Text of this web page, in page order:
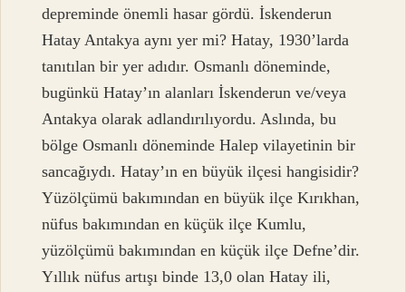
depreminde önemli hasar gördü. İskenderun
Hatay Antakya aynı yer mi? Hatay, 1930’larda
tanıtılan bir yer adıdır. Osmanlı döneminde,
bugünkü Hatay’ın alanları İskenderun ve/veya
Antakya olarak adlandırılıyordu. Aslında, bu
bölge Osmanlı döneminde Halep vilayetinin bir
sancağıydı. Hatay’ın en büyük ilçesi hangisidir?
Yüzölçümü bakımından en büyük ilçe Kırıkhan,
nüfus bakımından en küçük ilçe Kumlu,
yüzölçümü bakımından en küçük ilçe Defne’dir.
Yıllık nüfus artışı binde 13,0 olan Hatay ili,